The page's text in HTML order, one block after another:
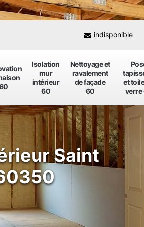
60
Isolation
mur
intérieur
60
Nettoyage et
ravalement
de façade
60
et
verre
indisponible
Saint